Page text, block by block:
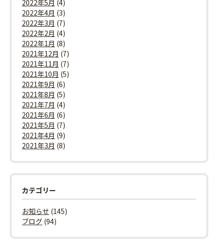
2022年5月 (4)
2022年4月 (3)
2022年3月 (7)
2022年2月 (4)
2022年1月 (8)
2021年12月 (7)
2021年11月 (7)
2021年10月 (5)
2021年9月 (6)
2021年8月 (5)
2021年7月 (4)
2021年6月 (6)
2021年5月 (7)
2021年4月 (9)
2021年3月 (8)
カテゴリー
お知らせ (145)
ブログ (94)